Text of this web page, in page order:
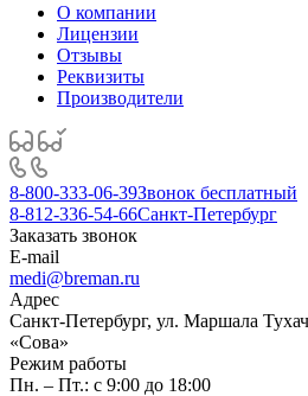
О компании
Лицензии
Отзывы
Реквизиты
Производители
8-800-333-06-39Звонок бесплатный
8-812-336-54-66Санкт-Петербург
Заказать звонок
E-mail
medi@breman.ru
Адрес
Санкт-Петербург, ул. Маршала
«Сова»
Режим работы
Пн. – Пт.: с 9:00 до 18:00